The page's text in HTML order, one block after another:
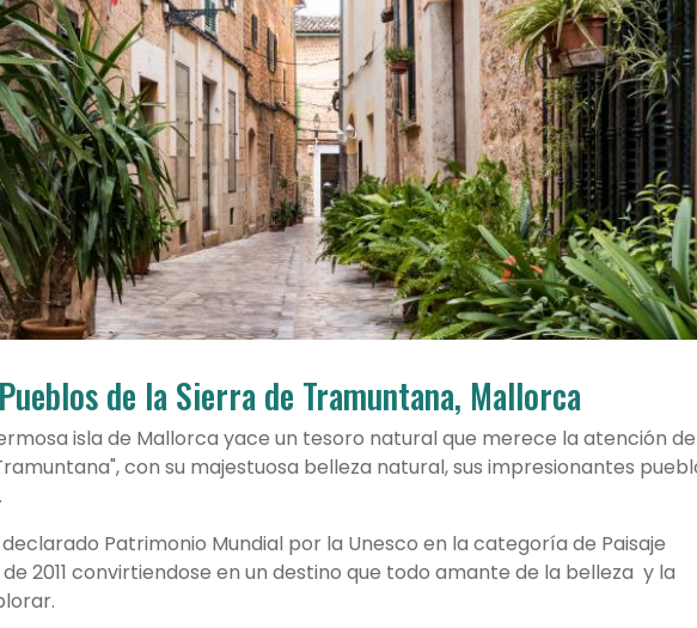
de la Sierra de Tramuntana, Mallorca
isla de Mallorca yace un tesoro natural que merece la atención
con su majestuosa belleza natural, sus impresionantes
Patrimonio Mundial por la Unesco en la categoría de Paisaje
2011 convirtiendose en un destino que todo amante de la belleza y la